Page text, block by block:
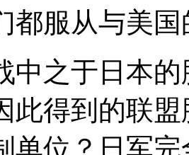
都服从与美
中之于日本
此得到的联
单位？日军